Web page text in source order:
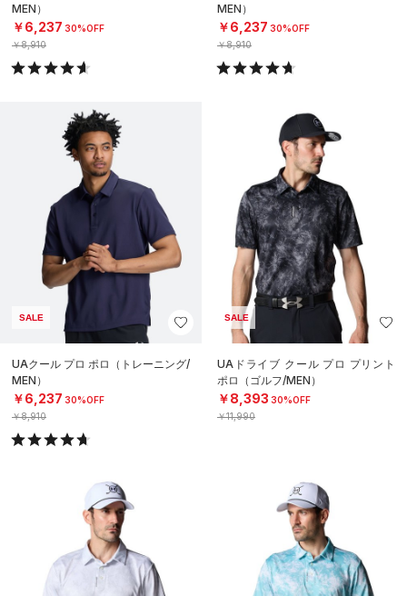
MEN）
￥6,237 30%OFF
￥8,910
MEN）
￥6,237 30%OFF
￥8,910
SALE
UAクール プロ ポロ（トレーニング/
MEN）
￥6,237 30%OFF
￥8,910
SALE
UAドライブ クール プロ プリント
ポロ（ゴルフ/MEN）
￥8,393 30%OFF
￥11,990